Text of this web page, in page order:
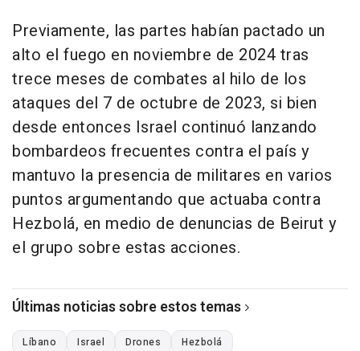
Previamente, las partes habían pactado un
alto el fuego en noviembre de 2024 tras
trece meses de combates al hilo de los
ataques del 7 de octubre de 2023, si bien
desde entonces Israel continuó lanzando
bombardeos frecuentes contra el país y
mantuvo la presencia de militares en varios
puntos argumentando que actuaba contra
Hezbolá, en medio de denuncias de Beirut y
el grupo sobre estas acciones.
Últimas noticias sobre estos temas
Líbano Israel Drones Hezbolá